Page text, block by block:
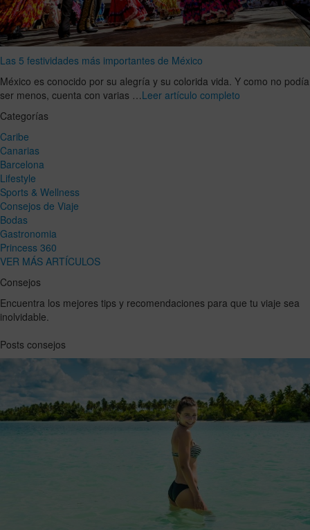
Las 5 festividades más importantes de México
México es conocido por su alegría y su colorida vida. Y como no podía
ser menos, cuenta con varias …Leer artículo completo
Categorías
Caribe
Canarias
Barcelona
Lifestyle
Sports & Wellness
Consejos de Viaje
Bodas
Gastronomia
Princess 360
VER MÁS ARTÍCULOS
Consejos
Encuentra los mejores tips y recomendaciones para que tu viaje sea
inolvidable.
Posts consejos